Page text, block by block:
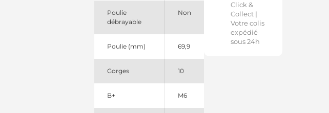
Poulie
débrayable
Non
Poulie (mm) 69,9
Gorges 10
B+ M6
Click &
Collect |
Votre colis
expédié
sous 24h